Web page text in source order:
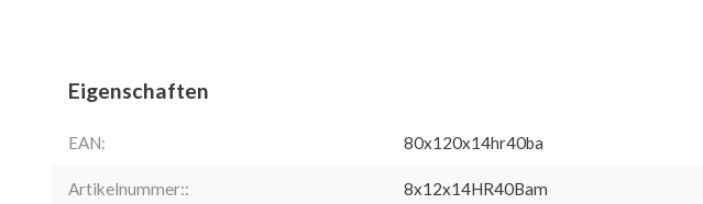
Eigenschaften
EAN: 80x120x14hr40ba
Artikelnummer:: 8x12x14HR40Bam